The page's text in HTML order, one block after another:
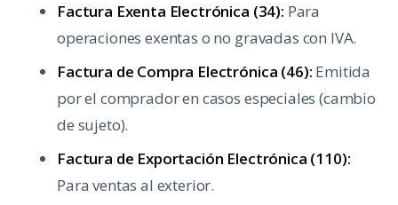
Factura Exenta Electrónica (34): Para
operaciones exentas o no gravadas con IVA.
Factura de Compra Electrónica (46): Emitida
por el comprador en casos especiales (cambio
de sujeto).
Factura de Exportación Electrónica (110):
Para ventas al exterior.